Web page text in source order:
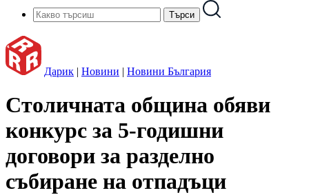
Дарик | Новини | Новини България
Столичната община обяви
конкурс за 5-годишни
договори за разделно
събиране на отпадъци